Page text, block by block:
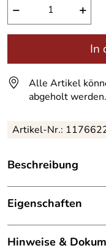
− +
In
Alle Artikel
abgeholt werden.
Artikel-Nr.:
Beschreibung
Doppel Pendel Tür
Filigrane,
mit einem Pivot
Eigenschaften
Glastrennwand
Hinweise &